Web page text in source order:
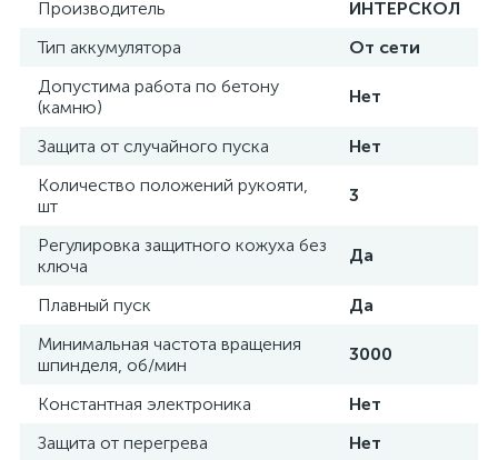
Производитель
ИНТЕРСКОЛ
Тип аккумулятора
От сети
Допустима работа по бетону
(камню)
Нет
Защита от случайного пуска
Нет
Количество положений рукояти,
шт
3
Регулировка защитного кожуха без
ключа
Да
Плавный пуск
Да
Минимальная частота вращения
шпинделя, об/мин
3000
Константная электроника
Нет
Защита от перегрева
Нет